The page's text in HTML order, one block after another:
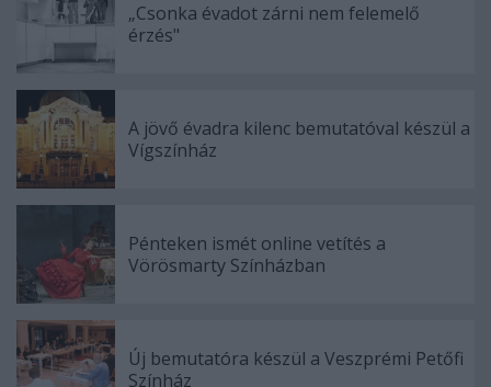
„Csonka évadot zárni nem felemelő
érzés"
A jövő évadra kilenc bemutatóval készül a
Vígszínház
Pénteken ismét online vetítés a
Vörösmarty Színházban
Új bemutatóra készül a Veszprémi Petőfi
Színház